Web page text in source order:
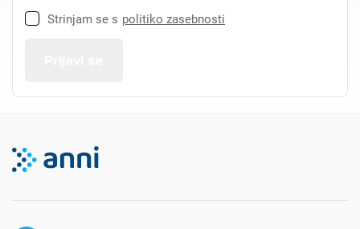
Strinjam se s politiko zasebnosti